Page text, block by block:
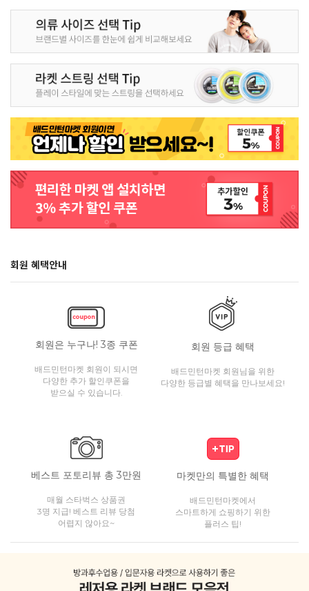
회원 혜택안내
회원은 누구나! 3종 쿠폰
배드민턴마켓 회원이 되시면
다양한 추가 할인쿠폰을
받으실 수 있습니다.
회원 등급 혜택
배드민턴마켓 회원님을 위한
다양한 등급별 혜택을 만나보세요!
베스트 포토리뷰 총 3만원
매월 스타벅스 상품권
3명 지급! 베스트 리뷰 당첨
어렵지 않아요~
마켓만의 특별한 혜택
배드민턴마켓에서
스마트하게 쇼핑하기 위한
플러스 팁!